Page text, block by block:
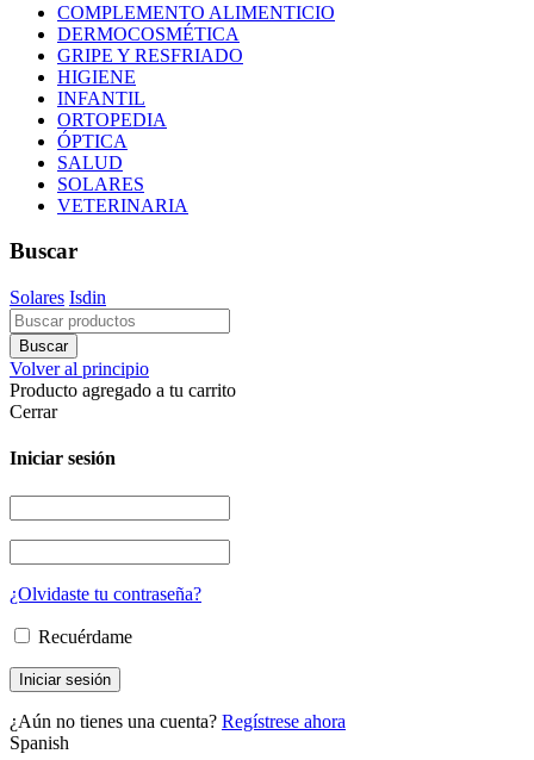
COMPLEMENTO ALIMENTICIO
DERMOCOSMÉTICA
GRIPE Y RESFRIADO
HIGIENE
INFANTIL
ORTOPEDIA
ÓPTICA
SALUD
SOLARES
VETERINARIA
Buscar
Solares Isdin
Volver al principio
Producto agregado a tu carrito
Cerrar
Iniciar sesión
¿Olvidaste tu contraseña?
Recuérdame
¿Aún no tienes una cuenta? Regístrese ahora
Spanish